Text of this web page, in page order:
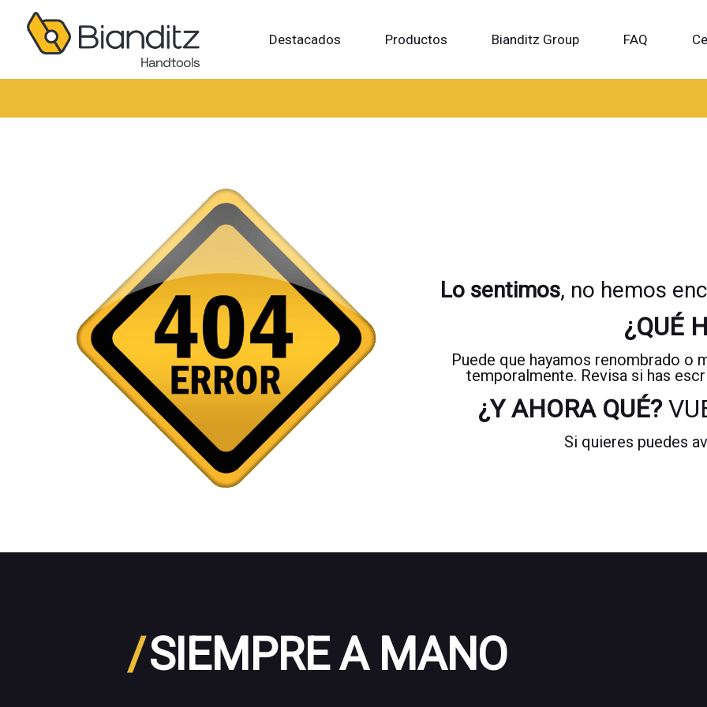
Destacados Productos Bianditz Group FAQ
Lo sentimos, no hemos
¿QUÉ
Puede que hayamos renombrado o
temporalmente. Revisa si has
¿Y AHORA QUÉ?
Si quieres puedes
/SIEMPRE A MANO